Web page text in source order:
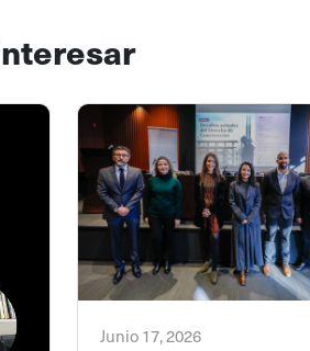
Junio 17, 2026